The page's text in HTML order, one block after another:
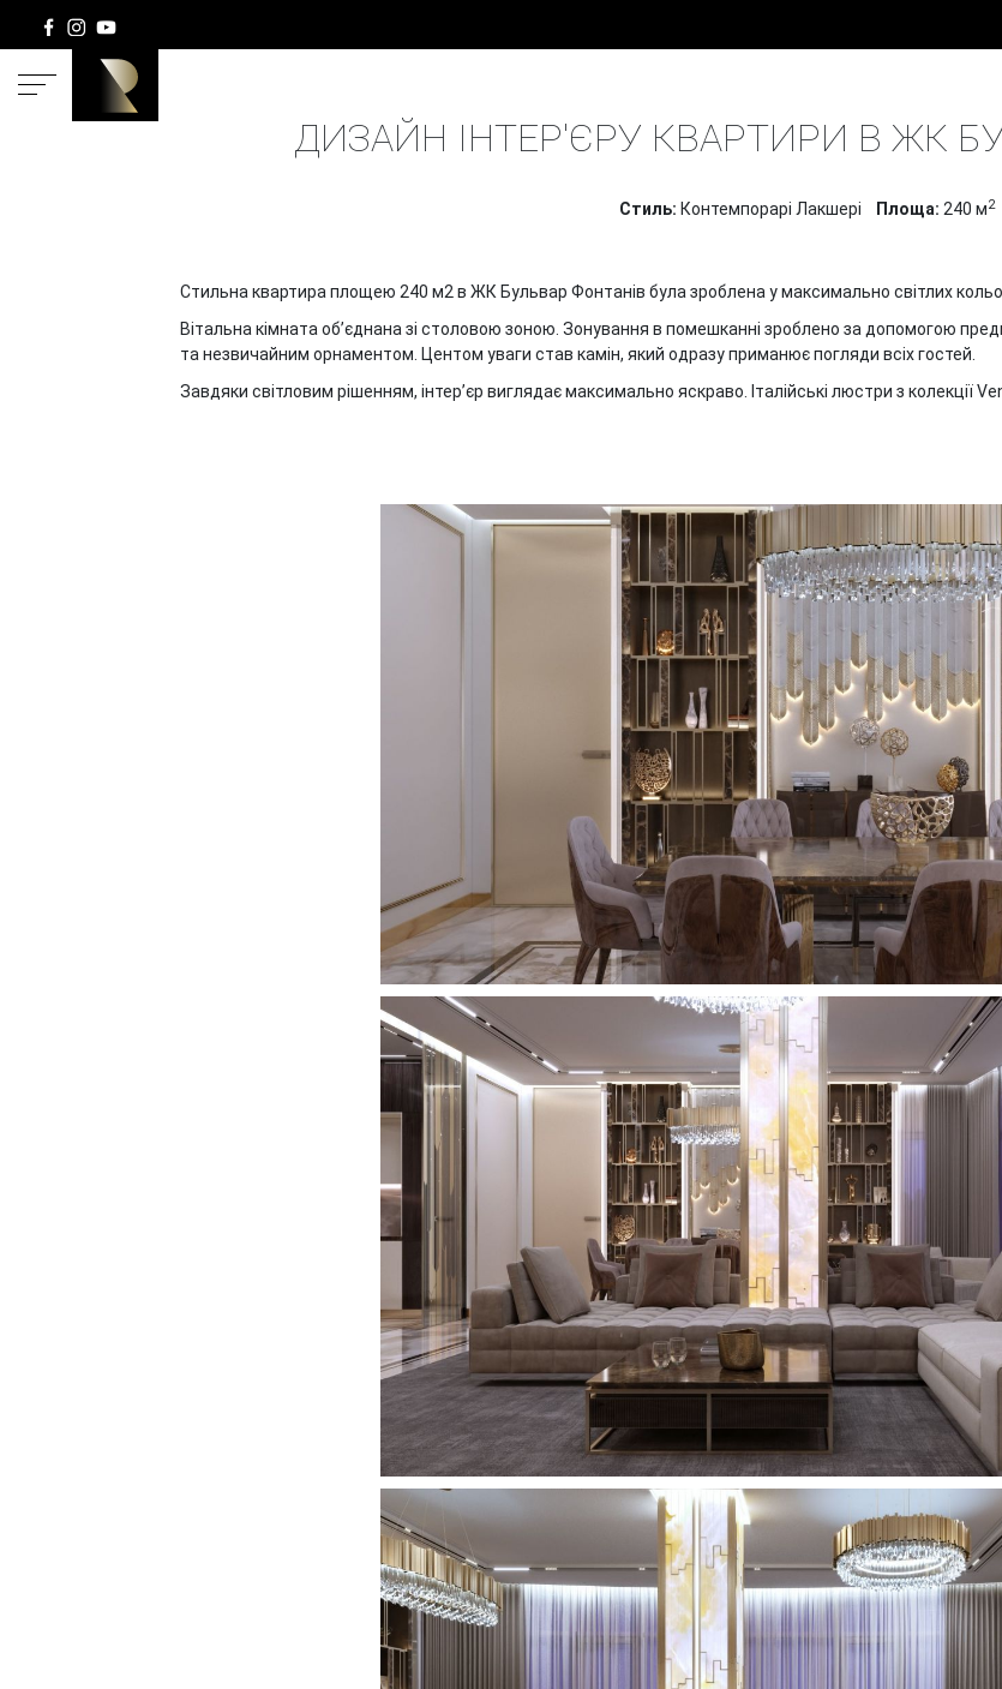
ДИЗАЙН ІНТЕР'ЄРУ КВАРТИРИ В ЖК
Cтиль: Контемпорарі Лакшері Площа: 240 м2
Стильна квартира площею 240 м2 в ЖК Бульвар Фонтанів була зроблена у максимально світлих
Вітальна кімната об’єднана зі столовою зоною. Зонування в помешканні зроблено за допомогою
та незвичайним орнаментом. Центом уваги став камін, який одразу приманює погляди всіх гостей.
Завдяки світловим рішенням, інтер’єр виглядає максимально яскраво. Італійські люстри з колекції